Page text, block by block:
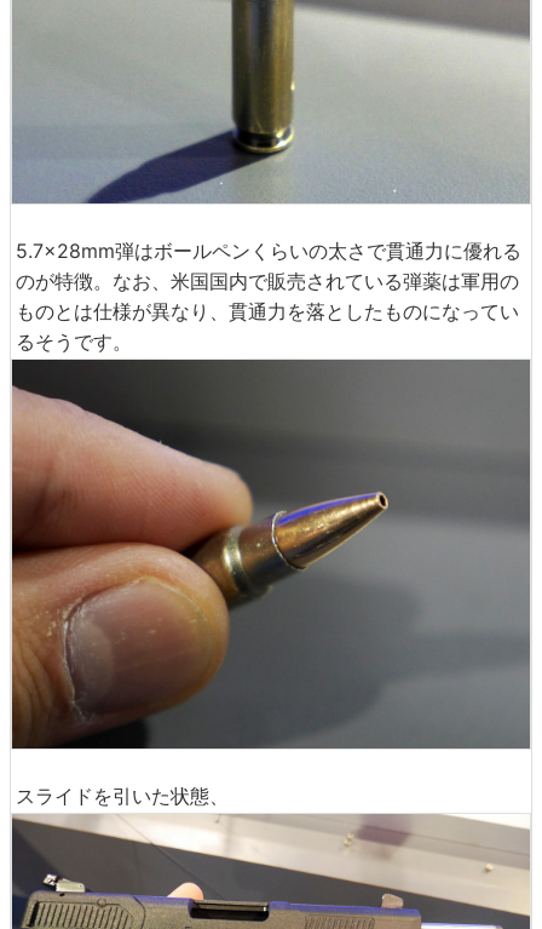
5.7x28mm弾はボールペンくらいの太さで貫通力に優れる
のが特徴。なお、米国国内で販売されている弾薬は軍用の
ものとは仕様が異なり、貫通力を落としたものになってい
るそうです。
スライドを引いた状態、